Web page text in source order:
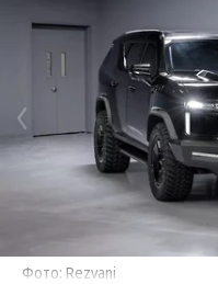
Фото: Rezvani